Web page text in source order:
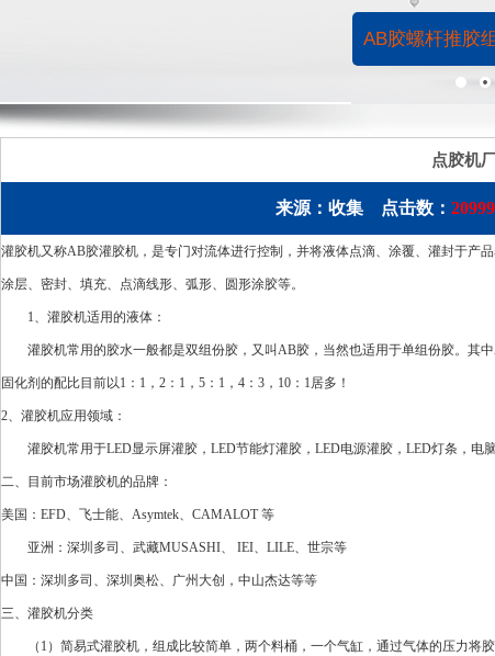
AB胶螺杆推胶
点胶机
来源：收集 点击数： 20999
灌胶机又称AB胶灌胶机，是专门对流体进行控制，并将液体点滴、涂覆、灌封于产
涂层、密封、填充、点滴线形、弧形、圆形涂胶等。
1、灌胶机适用的液体：
灌胶机常用的胶水一般都是双组份胶，又叫AB胶 ，当然也适用于单组份胶。其
固化剂的配比目前以1：1，2：1，5：1，4：3，10：1居多！
2、灌胶机应用领域：
灌胶机常用于LED显示屏灌胶， LED节能灯灌胶， LED电源灌胶，LED灯条， 电
二、目前市场灌胶机的品牌：
美国：EFD、飞士能、Asymtek、CAMALOT 等
亚洲：深圳 多司 、武藏MUSASHI、 IEI、LILE、世宗等
中国：深圳 多司 、深圳奥松、广州大创，中山杰达等等
三、灌胶机分类
（1）简易式灌胶机，组成比较简单，两个料桶，一个气缸，通过气体的压力将